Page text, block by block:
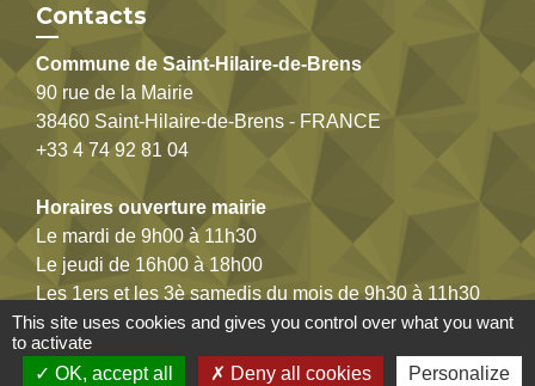
Contacts
Commune de Saint-Hilaire-de-Brens
90 rue de la Mairie
38460 Saint-Hilaire-de-Brens - FRANCE
+33 4 74 92 81 04
Horaires ouverture mairie
Le mardi de 9h00 à 11h30
Le jeudi de 16h00 à 18h00
Les 1ers et les 3è samedis du mois de 9h30 à 11h30
Cliquez ici pour nous contacter
This site uses cookies and gives you control over what you want
to activate
OK, accept all
Deny all cookies Personalize